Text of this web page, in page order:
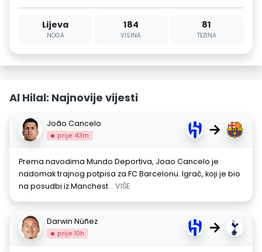
Lijeva
NOGA
184
VISINA
81
TEŽINA
Al Hilal: Najnovije vijesti
João Cancelo
prije 43m →
Prema navodima Mundo Deportiva, Joao Cancelo je
nadomak trajnog potpisa za FC Barcelonu. Igrač, koji je bio
na posudbi iz Manchest... VIŠE
Darwin Núñez
prije 10h →